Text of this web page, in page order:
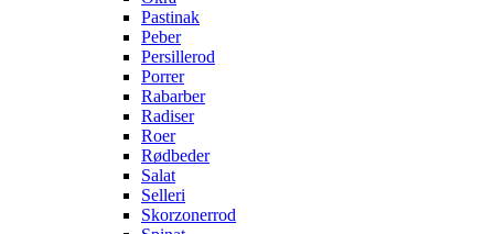
Pastinak
Peber
Persillerod
Porrer
Rabarber
Radiser
Roer
Rødbeder
Salat
Selleri
Skorzonerrod